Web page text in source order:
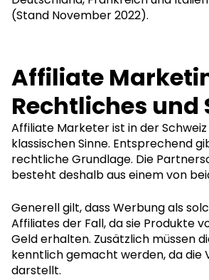
(Stand November 2022).
Affiliate
Rechtliches und
Affiliate Marketer ist in der
klassischen Sinne. Entsprechend
rechtliche Grundlage. Die
besteht deshalb aus einem von
Generell gilt, dass Werbung als
Affiliates der Fall, da sie Produkte
Geld erhalten. Zusätzlich müssen
kenntlich gemacht werden, da die
darstellt.